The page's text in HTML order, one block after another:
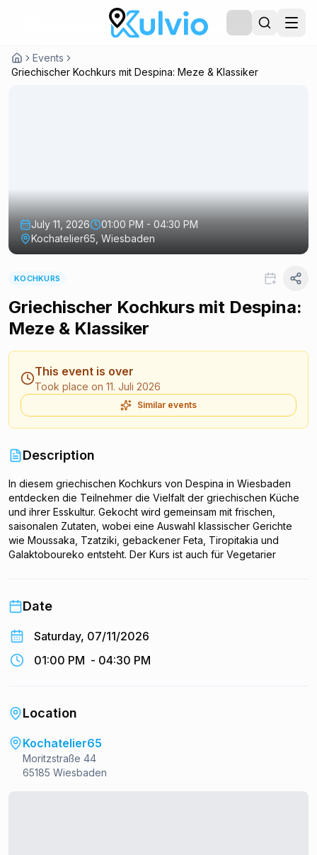
Events
Griechischer Kochkurs mit Despina: Meze & Klassiker
July 11, 2026
01:00 PM - 04:30 PM
Kochatelier65, Wiesbaden
KOCHKURS
Griechischer Kochkurs mit Despina:
Meze & Klassiker
This event is over
Took place on 11. Juli 2026
Similar events
Description
In diesem griechischen Kochkurs von Despina in Wiesbaden
entdecken die Teilnehmer die Vielfalt der griechischen Küche
und ihrer Esskultur. Gekocht wird gemeinsam mit frischen,
saisonalen Zutaten, wobei eine Auswahl klassischer Gerichte
wie Moussaka, Tzatziki, gebackener Feta, Tiropitakia und
Galaktoboureko entsteht. Der Kurs ist auch für Vegetarier
Despina vermittelt dabei die warmherzige Gastfreundschaft und
Date
Saturday, 07/11/2026
01:00 PM - 04:30 PM
Location
Kochatelier65
Moritzstraße 44
65185 Wiesbaden